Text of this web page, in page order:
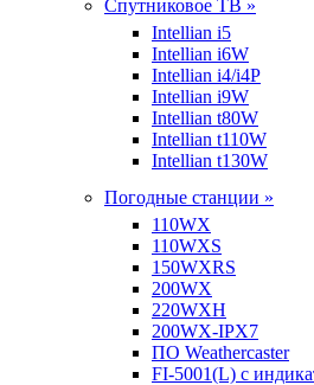
Спутниковое ТВ »
Intellian i5
Intellian i6W
Intellian i4/i4P
Intellian i9W
Intellian t80W
Intellian t110W
Intellian t130W
Погодные станции »
110WX
110WXS
150WXRS
200WX
220WXH
200WX-IPX7
ПО Weathercaster
FI-5001(L) с